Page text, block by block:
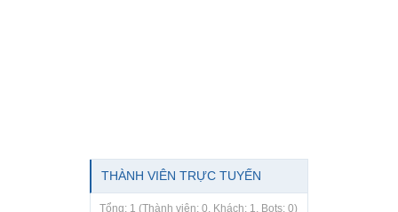
THÀNH VIÊN TRỰC TUYẾN
Tổng: 1 (Thành viên: 0, Khách: 1, Bots: 0)